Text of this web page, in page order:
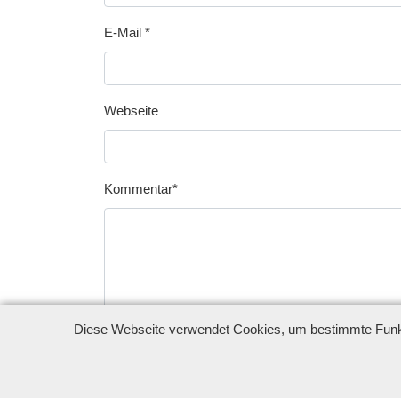
E-Mail
Marke
Webseite
Kommentar
Diese Webseite verwendet Cookies, um bestimmte